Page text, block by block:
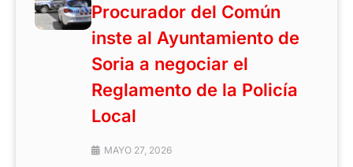
Procurador del Común
inste al Ayuntamiento de
Soria a negociar el
Reglamento de la Policía
Local
MAYO 27, 2026